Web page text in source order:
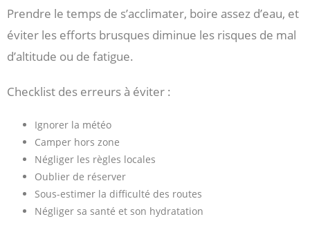
Prendre le temps de s’acclimater, boire assez d’eau, et
éviter les efforts brusques diminue les risques de mal
d’altitude ou de fatigue.
Checklist des erreurs à éviter :
Ignorer la météo
Camper hors zone
Négliger les règles locales
Oublier de réserver
Sous-estimer la difficulté des routes
Négliger sa santé et son hydratation